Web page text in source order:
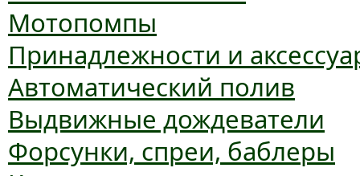
Мотопомпы
Принадлежности и
Автоматический полив
Выдвижные дождеватели
Форсунки, спреи, баблеры